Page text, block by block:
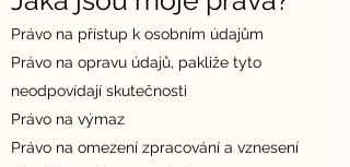
Právo na přístup k osobním údajům
Právo na opravu údajů, pakliže tyto
neodpovídají skutečnosti
Právo na výmaz
Právo na omezení zpracování a vznesení